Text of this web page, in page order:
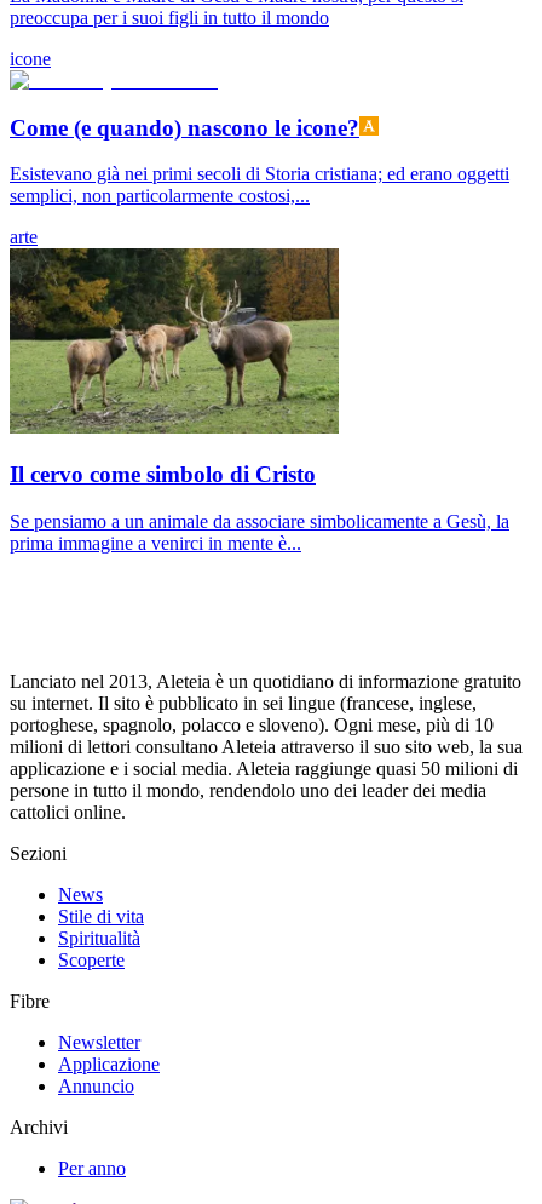
preoccupa per i suoi figli in tutto il mondo
icone
Come (e quando) nascono le icone?
Esistevano già nei primi secoli di Storia cristiana; ed erano oggetti
semplici, non particolarmente costosi,...
arte
Il cervo come simbolo di Cristo
Se pensiamo a un animale da associare simbolicamente a Gesù, la
prima immagine a venirci in mente è...
Lanciato nel 2013, Aleteia è un quotidiano di informazione gratuito
su internet. Il sito è pubblicato in sei lingue (francese, inglese,
portoghese, spagnolo, polacco e sloveno). Ogni mese, più di 10
milioni di lettori consultano Aleteia attraverso il suo sito web, la sua
applicazione e i social media. Aleteia raggiunge quasi 50 milioni di
persone in tutto il mondo, rendendolo uno dei leader dei media
cattolici online.
Sezioni
News
Stile di vita
Spiritualità
Scoperte
Fibre
Newsletter
Applicazione
Annuncio
Archivi
Per anno